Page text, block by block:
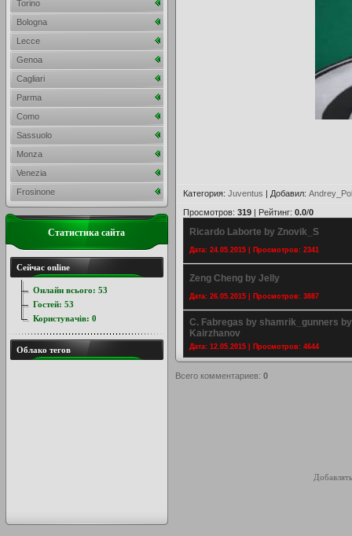
Категория: Juventus | Добавил: Andrey_Pol
Просмотров: 319 | Рейтинг: 0.0/0
Ricardo Laborte by Znovik_S
Дата: 24.05.2015 | Просмотров: 2341
Zeng Cheng by Jelly
Дата: 26.05.2015 | Просмотров: 3887
C. Fabregas by shamrik_gunners by
Kairzhanov
Дата: 12.05.2015 | Просмотров: 4644
Всего комментариев: 0
Torino
Bologna
Lecce
Genoa
Cagliari
Parma
Como
Sassuolo
Monza
Venezia
Frosinone
Статистика сайта
Сейчас online
Онлайн всього: 53
Гостей: 53
Користувачів: 0
Облако тегов